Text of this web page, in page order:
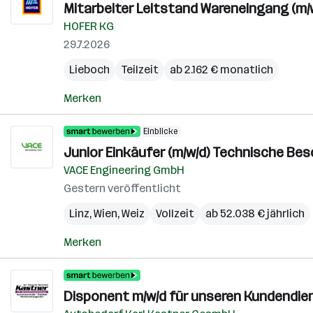
Mitarbeiter Leitstand Wareneingang (m/
HOFER KG
29.7.2026
Lieboch
Teilzeit ab 2.162 € monatlich
Merken
Einblicke
Junior Einkäufer (m/w/d) Technische
VACE Engineering GmbH
Gestern veröffentlicht
Linz,Wien,Weiz Vollzeit ab 52.038 € jährlich
Merken
Disponent m/w/d für unseren